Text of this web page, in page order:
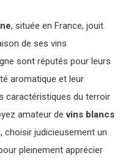
, située en France, jouit
de ses vins
sont réputés pour leurs
aromatique et leur
caractéristiques du terroir
amateur devins blancs
, choisir judicieusement un
pleinement apprécier